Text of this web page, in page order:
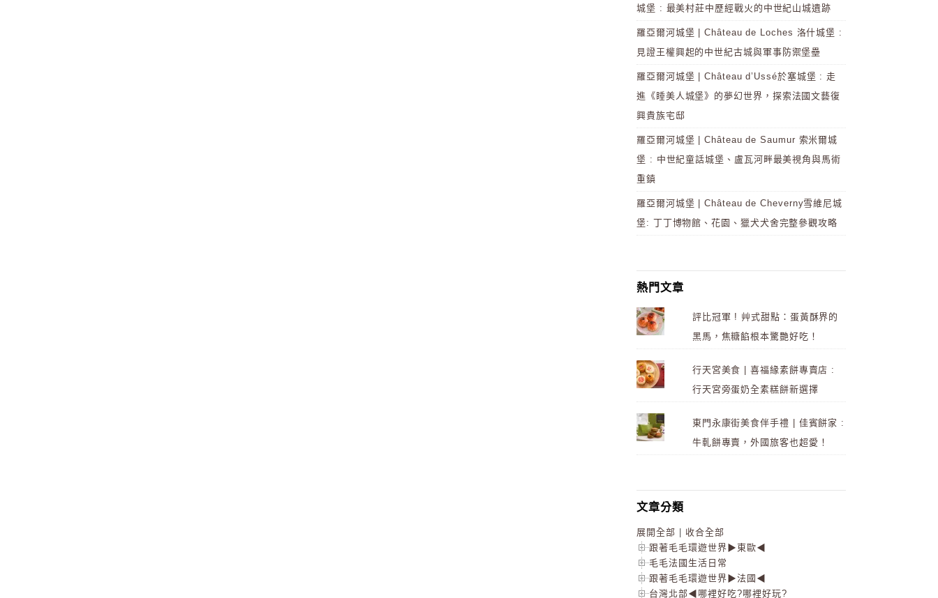
城堡 : 最美村莊中歷經戰火的中世紀山城遺跡
羅亞爾河城堡 | Château de Loches 洛什城堡 :
見證王權興起的中世紀古城與軍事防禦堡壘
羅亞爾河城堡 | Château d’Ussé於塞城堡 : 走
進《睡美人城堡》的夢幻世界，探索法國文藝復
興貴族宅邸
羅亞爾河城堡 | Château de Saumur 索米爾城
堡 : 中世紀童話城堡、盧瓦河畔最美視角與馬術
重鎮
羅亞爾河城堡 | Château de Cheverny雪維尼城
堡: 丁丁博物館、花園、獵犬犬舍完整參觀攻略
熱門文章
評比冠軍 ! 艸式甜點：蛋黃酥界的
黑馬，焦糖餡根本驚艷好吃！
行天宮美食 | 喜福緣素餅專賣店 :
行天宮旁蛋奶全素糕餅新選擇
東門永康街美食伴手禮 | 佳賓餅家 :
牛軋餅專賣，外國旅客也超愛！
文章分類
展開全部
收合全部
跟著毛毛環遊世界▶東歐◀
毛毛法國生活日常
跟著毛毛環遊世界▶法國◀
台灣北部◀哪裡好吃?哪裡好玩?